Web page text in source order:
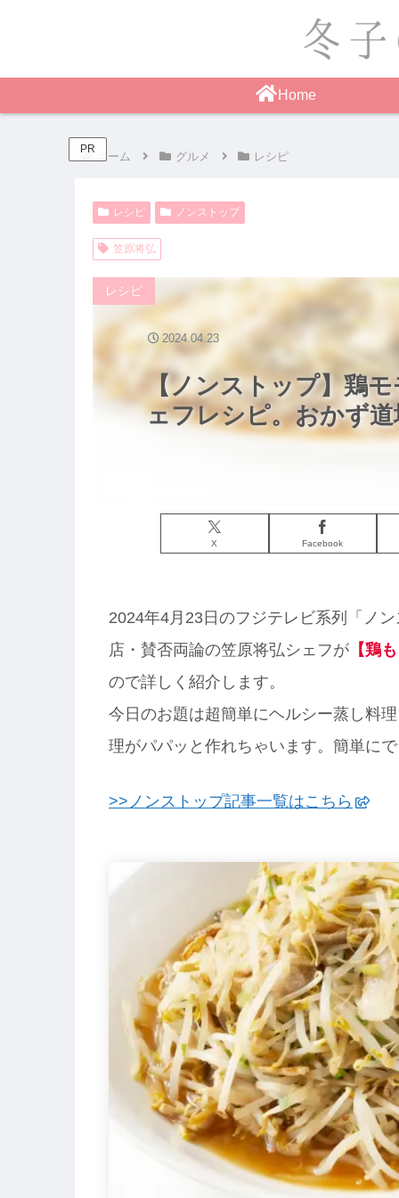
Home
PR
ホーム グルメ レシピ
レシピ ノンストップ
笠原将弘
【ノンストップ】鶏
ェフレシピ。おかず道
レシピ
X Facebook
2024.04.23
2024年4月23日のフジテレビ系列「ノ
店・賛否両論の笠原将弘シェフが 【鶏
ので詳しく紹介します。
今日のお題は超簡単にヘルシー蒸し料
理がパパッと作れちゃいます。簡単に
>>ノンストップ記事一覧はこちら